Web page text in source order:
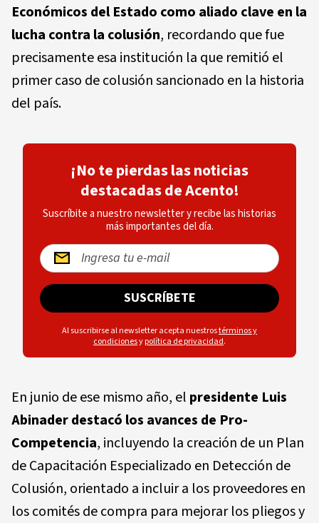
Económicos del Estado como aliado clave en la
lucha contra la colusión, recordando que fue
precisamente esa institución la que remitió el
primer caso de colusión sancionado en la historia
del país.
¡No te pierdas las noticias
destacadas de Acento!
Suscríbite a nuestro newsletter y recibe las historias
más importantes del día.
SUSCRÍBETE
Al suscribirse al newsletter acepta nuestrostérminos y
condicionesypolítica de privacidad.
En junio de ese mismo año, el presidente Luis
Abinaderdestacó los avances de Pro-
Competencia, incluyendo la creación de un Plan
de Capacitación Especializado en Detección de
Colusión, orientado a incluir a los proveedores en
los comités de compra para mejorar los pliegos y